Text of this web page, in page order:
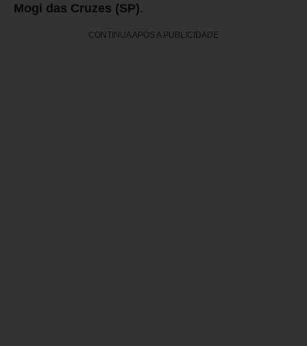
Mogi das Cruzes (SP).
CONTINUA APÓS A PUBLICIDADE